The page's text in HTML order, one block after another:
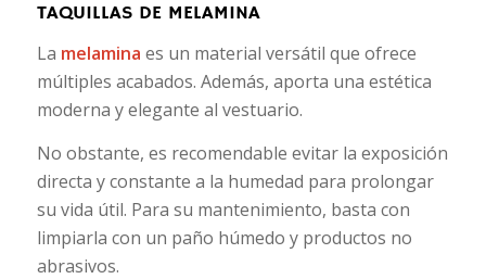
TAQUILLAS DE MELAMINA
La melamina es un material versátil que ofrece
múltiples acabados. Además, aporta una estética
moderna y elegante al vestuario.
No obstante, es recomendable evitar la exposición
directa y constante a la humedad para prolongar
su vida útil. Para su mantenimiento, basta con
limpiarla con un paño húmedo y productos no
abrasivos.